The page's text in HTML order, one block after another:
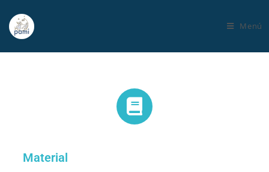
Menú
Material